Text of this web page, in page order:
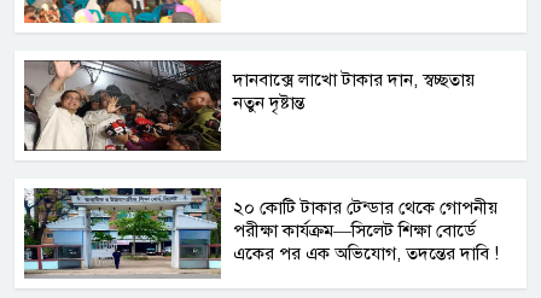
দানবাক্সে লাখো টাকার দান, স্বচ্ছতায়
নতুন দৃষ্টান্ত
২০ কোটি টাকার টেন্ডার থেকে গোপনীয়
পরীক্ষা কার্যক্রম—সিলেট শিক্ষা বোর্ডে
একের পর এক অভিযোগ, তদন্তের দাবি !